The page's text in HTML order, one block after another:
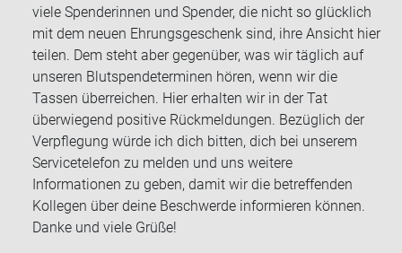
viele Spenderinnen und Spender, die nicht so glücklich
mit dem neuen Ehrungsgeschenk sind, ihre Ansicht hier
teilen. Dem steht aber gegenüber, was wir täglich auf
unseren Blutspendeterminen hören, wenn wir die
Tassen überreichen. Hier erhalten wir in der Tat
überwiegend positive Rückmeldungen. Bezüglich der
Verpflegung würde ich dich bitten, dich bei unserem
Servicetelefon zu melden und uns weitere
Informationen zu geben, damit wir die betreffenden
Kollegen über deine Beschwerde informieren können.
Danke und viele Grüße!